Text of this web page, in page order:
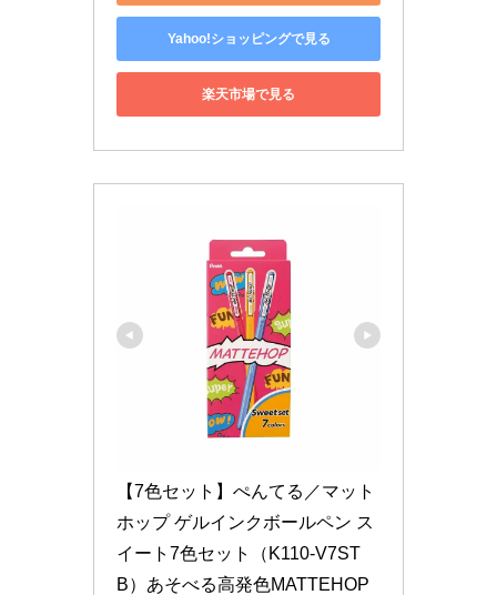
Yahoo!ショッピングで見る
楽天市場で見る
【7色セット】ぺんてる／マット
ホップ ゲルインクボールペン ス
イート7色セット（K110-V7ST
B）あそべる高発色MATTEHOP